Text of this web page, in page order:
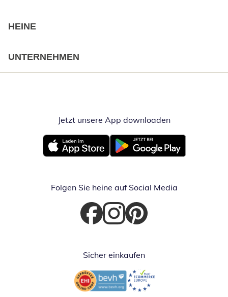
HEINE
UNTERNEHMEN
Jetzt unsere App downloadenÖffnet in
Öffnet in neuem FensterÖffnet in neuem Fenster
Folgen Sie heine auf Social Media
Öffnet in neuem Fenster
Öffnet in neuem Fenster
Öffnet in neuem Fenster
Sicher einkaufen
Öffnet in neuem FensterÖffnet in neuem Fenster